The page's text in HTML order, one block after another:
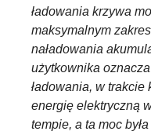
ładowania krzywa
maksymalnym
naładowania
użytkownika
ładowania, w trakcie
energię elektryczną
tempie, a ta moc